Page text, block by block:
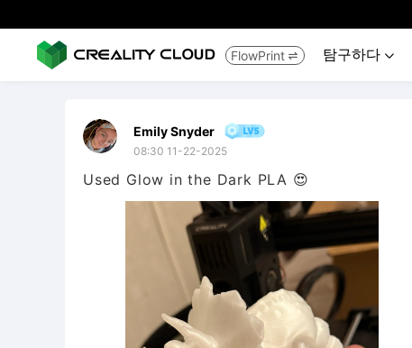
FlowPrint  탐구하다 
Emily Snyder
08:30 11-22-2025
Used Glow in the Dark PLA 😍